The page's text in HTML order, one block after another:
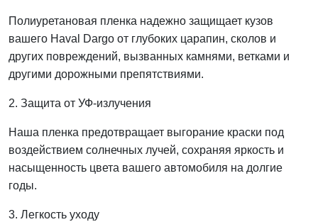
Полиуретановая пленка надежно защищает кузов
вашего Haval Dargo от глубоких царапин, сколов и
других повреждений, вызванных камнями, ветками и
другими дорожными препятствиями.
2. Защита от УФ-излучения
Наша пленка предотвращает выгорание краски под
воздействием солнечных лучей, сохраняя яркость и
насыщенность цвета вашего автомобиля на долгие
годы.
3. Легкость уходу